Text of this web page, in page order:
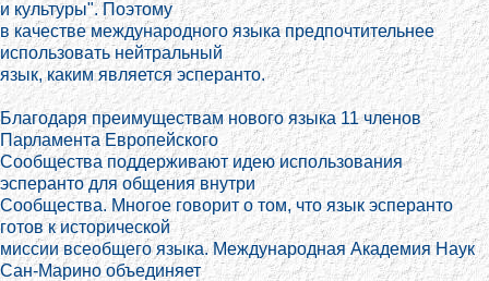
и культуры". Поэтому
в качестве международного языка предпочтительнее
использовать нейтральный
язык, каким является эсперанто.
Благодаря преимуществам нового языка 11 членов
Парламента Европейского
Сообщества поддерживают идею использования
эсперанто для общения внутри
Сообщества. Многое говорит о том, что язык эсперанто
готов к исторической
миссии всеобщего языка. Международная Академия Наук
Сан-Марино объединяет